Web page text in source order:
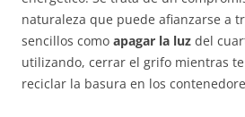
naturaleza que puede afianzarse a
sencillos como apagar la luz del
utilizando, cerrar el grifo mientras
reciclar la basura en los